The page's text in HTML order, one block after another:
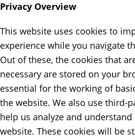
Privacy Overview
This website uses cookies to
experience while you navigate
Out of these, the cookies that
necessary are stored on your
essential for the working of
the website. We also use third-
help us analyze and
website. These cookies will be